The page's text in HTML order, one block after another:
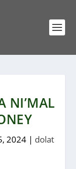
NI’MAL
2024 | dolat